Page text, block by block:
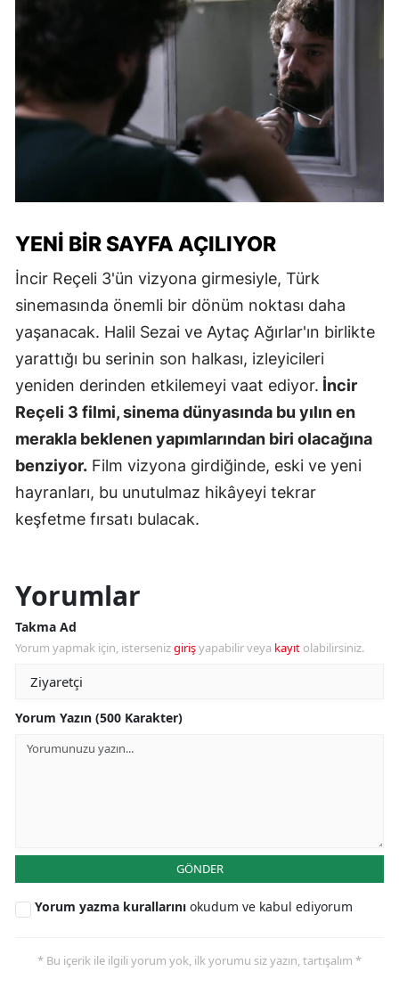
YENI BIR SAYFA AÇILIYOR
İncir Reçeli 3'ün vizyona girmesiyle, Türk
sinemasında önemli bir dönüm noktası daha
yaşanacak. Halil Sezai ve Aytaç Ağırlar'ın birlikte
yarattığı bu serinin son halkası, izleyicileri
yeniden derinden etkilemeyi vaat ediyor. İncir
Reçeli 3 filmi, sinema dünyasında bu yılın en
merakla beklenen yapımlarından biri olacağına
benziyor. Film vizyona girdiğinde, eski ve yeni
hayranları, bu unutulmaz hikâyeyi tekrar
keşfetme fırsatı bulacak.
Yorumlar
Takma Ad
Yorum yapmak için, istersenizgirişyapabilir veya kayıt olabilirsiniz.
Yorum Yazın (500 Karakter)
GÖNDER
Yorum yazma kurallarını okudum ve kabul ediyorum
* Bu içerik ile ilgili yorum yok, ilk yorumu siz yazın, tartışalım *